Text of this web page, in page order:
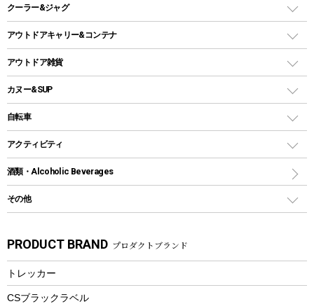
自立式タープ
パラソル
テントアクセサリー
ペグ
グランドシート
ガイドロープ
ツール
ヘッドライト
キャンドル
ガストーチ、ライター
卓上タイプグリル
パーティータイプグリル
鉄板、アミ
焚き火台&ストーブ
火起こし
バーベキューツール
ホットサンドメーカー
クッカーセット
シェラカップ
クッキングツール
ナイフ
カトラリー
マグカップ、カップ
ステンレスボトル
フードボトル
ステンレスボトル
コップ付きタイプ
ワンタッチタイプ
プラスチックボトル
ディズニーボトル
クーラー&ジャグ
クーラーボックス
クーラーバッグ
ウォータージャグ
保冷剤
アウトドアキャリー&コンテナ
アウトドアキャリー
アウトドア雑貨
バックパック&バッグ
リュック、バックパック
トートバッグ、サコッシュ
ショッピングキャリー
その他アウトドア雑貨
スプレー関係
ツール、他
カヌー&SUP
インフレータブル
カヤック
パドル
ヘルメット
エアーポンプ
アクセサリー
自転車
折りたたみ自転車
スポーツサイクル
シティサイクル
自転車ウェア
アクティビティ
マリン
ラッシュガード
パラソル
フローティングベスト
酒類・Alcoholic Beverages
その他
湯たんぽ
防災用品
PRODUCT BRAND プロダクトブランド
トレッカー
CSブラックラベル